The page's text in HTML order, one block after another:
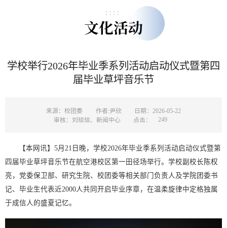
文化活动
学校举行2026年毕业季系列活动启动仪式暨第四
届毕业草坪音乐节
来源：校团委 作者:尹欣
日期：2026-05-22
审核：刘琰琰、新闻中心
点击： 249
【本网讯】5月21日晚，学校2026年毕业季系列活动启动仪式暨第
四届毕业草坪音乐节在航空港校区第一田径场举行。学校副校长陈权
亮，党委保卫部、研究生院、校团委等相关部门负责人及学院团委书
记、毕业生代表近2000人共同开启毕业序章，在温柔旋律中定格独属
于成信人的盛夏记忆。